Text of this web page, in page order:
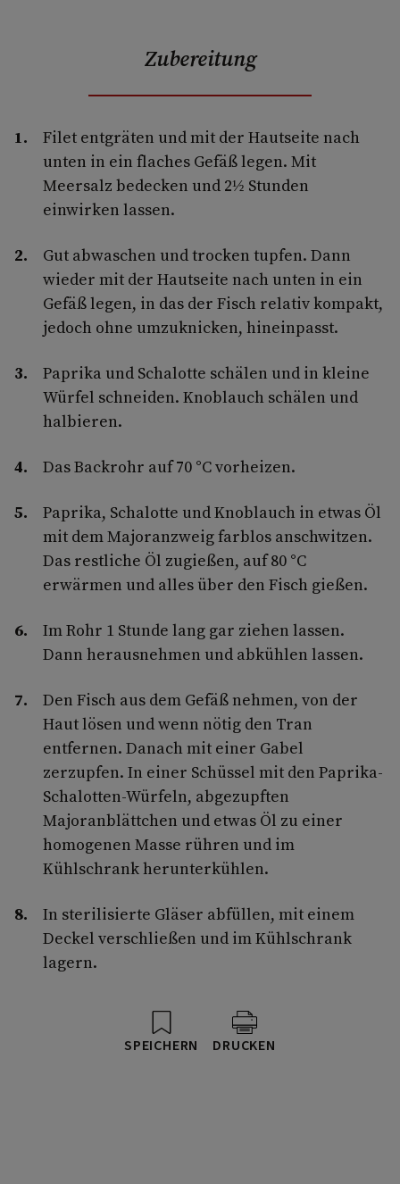
Zubereitung
Filet entgräten und mit der Hautseite nach
unten in ein flaches Gefäß legen. Mit
Meersalz bedecken und 2½ Stunden
einwirken lassen.
Gut abwaschen und trocken tupfen. Dann
wieder mit der Hautseite nach unten in ein
Gefäß legen, in das der Fisch relativ kompakt,
jedoch ohne umzuknicken, hineinpasst.
Paprika und Schalotte schälen und in kleine
Würfel schneiden. Knoblauch schälen und
halbieren.
Das Backrohr auf 70 °C vorheizen.
Paprika, Schalotte und Knoblauch in etwas Öl
mit dem Majoranzweig farblos anschwitzen.
Das restliche Öl zugießen, auf 80 °C
erwärmen und alles über den Fisch gießen.
Im Rohr 1 Stunde lang gar ziehen lassen.
Dann herausnehmen und abkühlen lassen.
Den Fisch aus dem Gefäß nehmen, von der
Haut lösen und wenn nötig den Tran
entfernen. Danach mit einer Gabel
zerzupfen. In einer Schüssel mit den Paprika-
Schalotten-Würfeln, abgezupften
Majoranblättchen und etwas Öl zu einer
homogenen Masse rühren und im
Kühlschrank herunterkühlen.
In sterilisierte Gläser abfüllen, mit einem
Deckel verschließen und im Kühlschrank
lagern.
SPEICHERN DRUCKEN